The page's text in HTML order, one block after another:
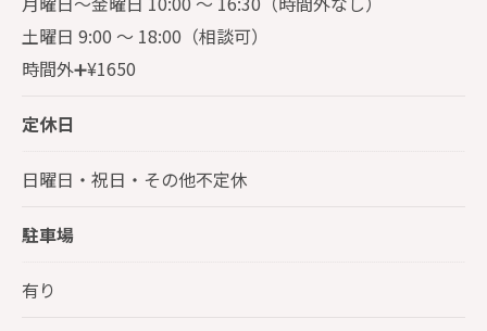
土曜日 9:00 ～ 18:00（相談可）
時間外➕¥1650
定休日
日曜日・祝日・その他不定休
駐車場
有り